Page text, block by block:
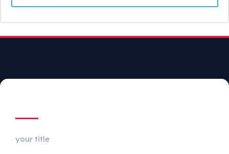
your title